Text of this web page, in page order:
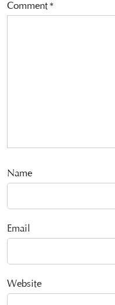
Comment*
Name
Email
Website